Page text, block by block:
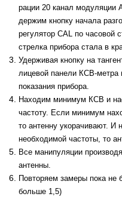
рации 20 канал модуляции
держим кнопку начала
регулятор CAL по часовой
стрелка прибора стала в
Удерживая кнопку на
лицевой панели КСВ-
показания прибора.
Находим минимум КСВ и
частоту. Если минимум
то антенну укорачивают.
необходимой частоты, то
Все манипуляции
антенны.
Повторяем замеры пока не
больше 1,5)